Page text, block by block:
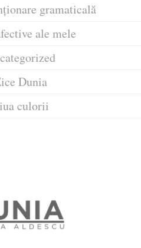
gramaticală
ale mele
Dunia
culorii